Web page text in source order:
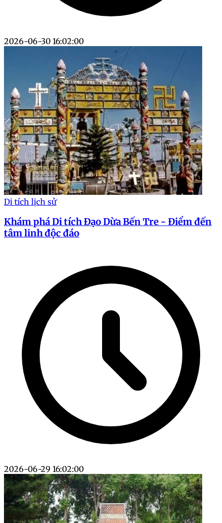
2026-06-30 16:02:00
Di tích lịch sử
Khám phá Di tích Đạo Dừa Bến Tre - Điểm đến
tâm linh độc đáo
2026-06-29 16:02:00